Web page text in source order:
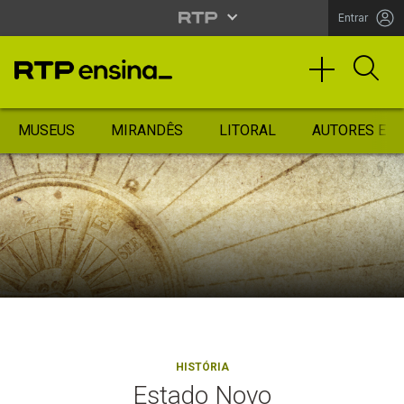
Entrar
MUSEUS MIRANDÊS LITORAL AUTORES
HISTÓRIA
Estado Novo